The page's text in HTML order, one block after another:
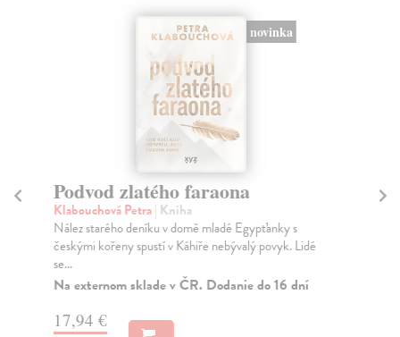
novinka
Podvod zlatého faraona
Klabouchová Petra| Kniha
Nález starého deníku v domě mladé Egypťanky s
českými kořeny spustí v Káhiře nebývalý povyk. Lidé
se...
Na externom sklade v ČR. Dodanie do 16 dní
17,94 €